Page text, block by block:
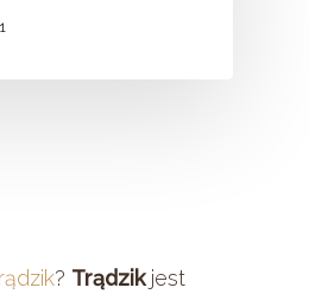
? Trądzikjest